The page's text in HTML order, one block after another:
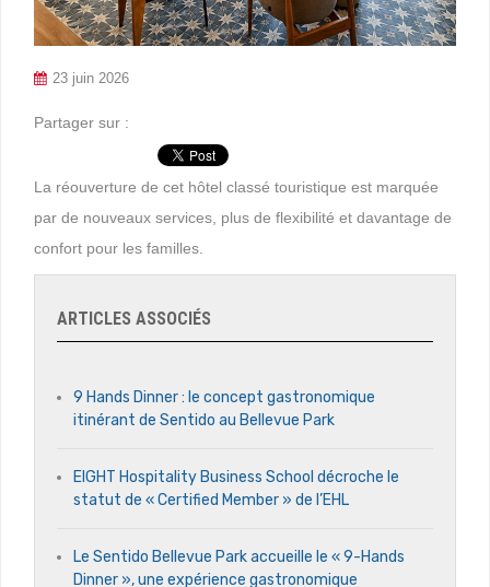
23 juin 2026
Partager sur :
La réouverture de cet hôtel classé touristique est marquée
par de nouveaux services, plus de flexibilité et davantage de
confort pour les familles.
ARTICLES ASSOCIÉS
9 Hands Dinner : le concept gastronomique
itinérant de Sentido au Bellevue Park
EIGHT Hospitality Business School décroche le
statut de « Certified Member » de l’EHL
Le Sentido Bellevue Park accueille le « 9-Hands
Dinner », une expérience gastronomique